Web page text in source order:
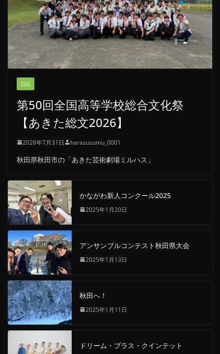
日記
第50回全国高等学校総合文化祭
【あきた総文2026】
2026年7月31日 harasusumu_0001
秋田県秋田市の「あきた芸術劇場ミルハス」
かながわ新人コンクール2025
2025年1月20日
アンサンブルコンテスト秋田県大会
2025年1月13日
秋田へ！
2025年1月11日
ドリーム・ブラス・クインテット